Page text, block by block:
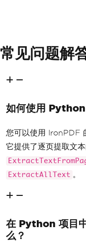
常见问题解
如何使用 Python
您可以使用 IronPDF
它提供了逐页提取文
ExtractAllText 。
在 Python 项目
么？